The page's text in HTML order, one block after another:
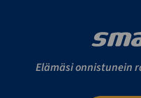
Elämäsi onnistunein